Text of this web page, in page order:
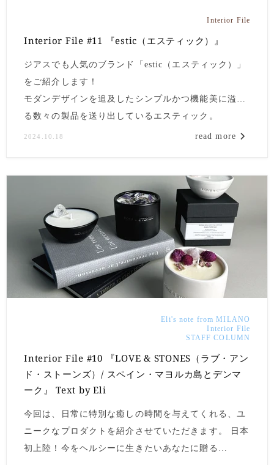
Interior File
Interior File #11 『estic（エスティック）』
ジアスでも人気のブランド「estic（エスティック）」
をご紹介します！
モダンデザインを追及したシンプルかつ機能美に溢れ
る数々の製品を送り出しているエスティック。
すっきりとしたフォルムなのにデザイン性の高さを感
2024.10.18 read more
Eli's note from MILANO
Interior File
STAFF COLUMN
Interior File #10 『LOVE & STONES（ラブ・アン
ド・ストーンズ）/ スペイン・マヨルカ島とデンマ
ーク』 Text by Eli
今回は、日常に特別な癒しの時間を与えてくれる、ユ
ニークなプロダクトを紹介させていただきます。 日本
初上陸！今をヘルシーに生きたいあなたに贈る